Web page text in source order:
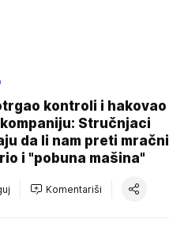
kontroli i hakovao
Stručnjaci
da li nam preti mračni
i "pobuna mašina"
Komentariši